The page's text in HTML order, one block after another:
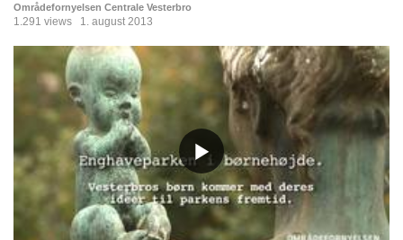
Områdefornyelsen Centrale Vesterbro
1.291 views 1. august 2013